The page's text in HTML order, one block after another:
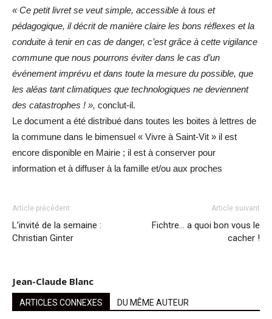
« Ce petit livret se veut simple, accessible à tous et
pédagogique, il décrit de manière claire les bons réflexes et la
conduite à tenir en cas de danger, c’est grâce à cette vigilance
commune que nous pourrons éviter dans le cas d’un
événement imprévu et dans toute la mesure du possible, que
les aléas tant climatiques que technologiques ne deviennent
des catastrophes ! », conclut-il.
Le document a été distribué dans toutes les boites à lettres de
la commune dans le bimensuel « Vivre à Saint-Vit » il est
encore disponible en Mairie ; il est à conserver pour
information et à diffuser à la famille et/ou aux proches
Article précédent
L’invité de la semaine :
Christian Ginter
Article suivant
Fichtre… a quoi bon vous le
cacher !
Jean-Claude Blanc
ARTICLES CONNEXES DU MÊME AUTEUR